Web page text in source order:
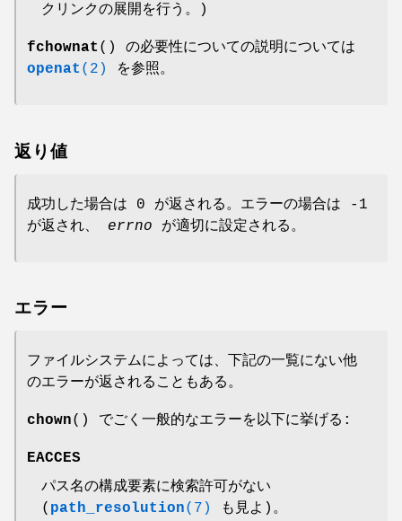
クリンクの展開を行う。)
fchownat () の必要性についての説明については
openat (2) を参照。
返り値
成功した場合は 0 が返される。エラーの場合は -1
が返され、 errno が適切に設定される。
エラー
ファイルシステムによっては、下記の一覧にない他
のエラーが返されることもある。
chown() でごく一般的なエラーを以下に挙げる:
EACCES
パス名の構成要素に検索許可がない
( path_resolution(7) も見よ)。